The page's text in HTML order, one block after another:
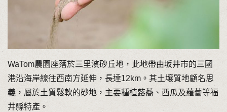
WaTom農園座落於三里濱砂丘地，此地帶由坂井市的三國
港沿海岸線往西南方延伸，長達12km。其土壤質地顧名思
義，屬於土質鬆軟的砂地，主要種植蕗蕎、西瓜及蘿蔔等福
井縣特產。